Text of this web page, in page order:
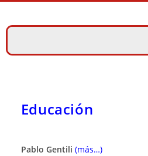
Educación
Pablo Gentili (más…)